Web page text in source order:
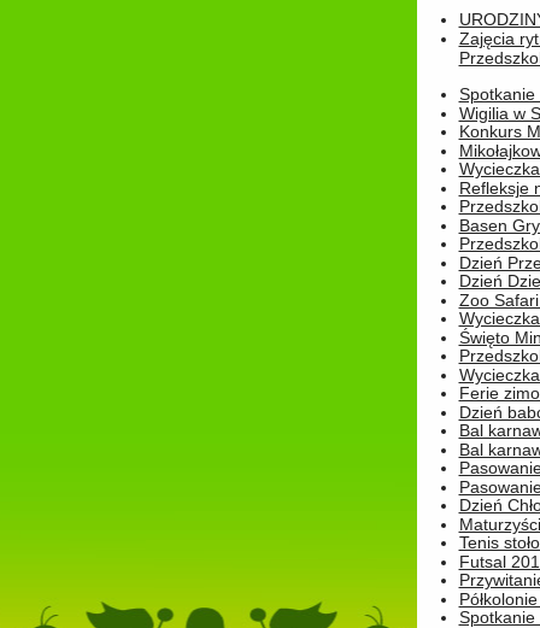
Zajęcia
Spotkanie
Wigilia w
Konkurs
Refleksje
Basen
Dzień
Dzień
Zoo
Święto
Ferie
Dzień
Bal
Bal
Dzień
Tenis
Futsal